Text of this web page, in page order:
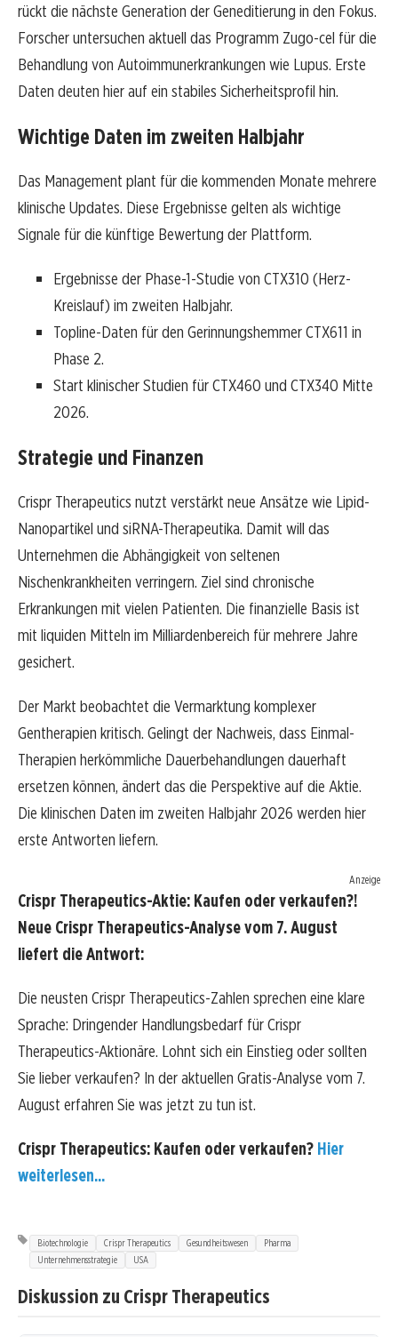
rückt die nächste Generation der Geneditierung in den Fokus.
Forscher untersuchen aktuell das Programm Zugo-cel für die
Behandlung von Autoimmunerkrankungen wie Lupus. Erste
Daten deuten hier auf ein stabiles Sicherheitsprofil hin.
Wichtige Daten im zweiten Halbjahr
Das Management plant für die kommenden Monate mehrere
klinische Updates. Diese Ergebnisse gelten als wichtige
Signale für die künftige Bewertung der Plattform.
Ergebnisse der Phase-1-Studie von CTX310 (Herz-
Kreislauf) im zweiten Halbjahr.
Topline-Daten für den Gerinnungshemmer CTX611 in
Phase 2.
Start klinischer Studien für CTX460 und CTX340 Mitte
2026.
Strategie und Finanzen
Crispr Therapeutics nutzt verstärkt neue Ansätze wie Lipid-
Nanopartikel und siRNA-Therapeutika. Damit will das
Unternehmen die Abhängigkeit von seltenen
Nischenkrankheiten verringern. Ziel sind chronische
Erkrankungen mit vielen Patienten. Die finanzielle Basis ist
mit liquiden Mitteln im Milliardenbereich für mehrere Jahre
gesichert.
Der Markt beobachtet die Vermarktung komplexer
Gentherapien kritisch. Gelingt der Nachweis, dass Einmal-
Therapien herkömmliche Dauerbehandlungen dauerhaft
ersetzen können, ändert das die Perspektive auf die Aktie.
Die klinischen Daten im zweiten Halbjahr 2026 werden hier
erste Antworten liefern.
Anzeige
Crispr Therapeutics-Aktie: Kaufen oder verkaufen?!
Neue Crispr Therapeutics-Analyse vom 7. August
liefert die Antwort:
Die neusten Crispr Therapeutics-Zahlen sprechen eine klare
Sprache: Dringender Handlungsbedarf für Crispr
Therapeutics-Aktionäre. Lohnt sich ein Einstieg oder sollten
Sie lieber verkaufen? In der aktuellen Gratis-Analyse vom 7.
August erfahren Sie was jetzt zu tun ist.
Crispr Therapeutics: Kaufen oder verkaufen? Hier
weiterlesen...
Biotechnologie Crispr Therapeutics Gesundheitswesen
Pharma
Unternehmensstrategie
USA
Diskussion zu Crispr Therapeutics